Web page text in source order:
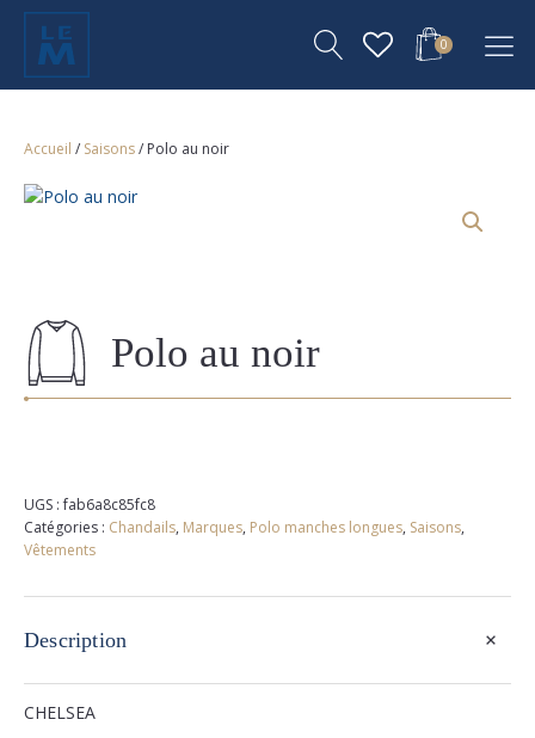
0
Accueil / Saisons/ Polo au noir
Polo au noir
UGS :fab6a8c85fc8
Catégories : Chandails, Marques, Polo manches longues, Saisons,
Vêtements
Description +
CHELSEA